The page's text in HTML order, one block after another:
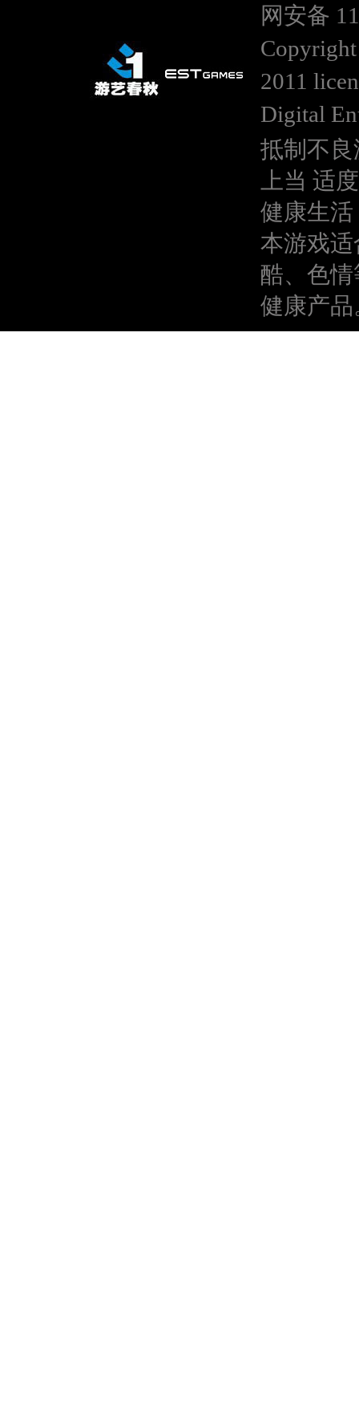
网安备
2011
Digital
抵制不
上当 适
健康生活
本游戏
酷、色
健康产品